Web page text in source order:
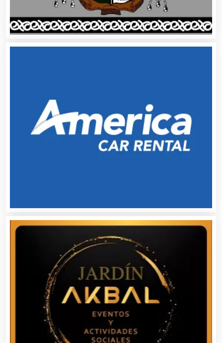
Alarmas
Albercas
Almacenaje
Alquiler de Sillas y Mesas
Alquiler de Trajes de Etiqueta
Alta Costura